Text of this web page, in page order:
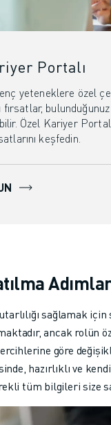
Portalı
yeteneklere özel
fırsatlar,
Özel Kariyer
keşfedin.
sağlamak
ancak rolün
göre
hazırlıklı ve
tüm bilgileri size